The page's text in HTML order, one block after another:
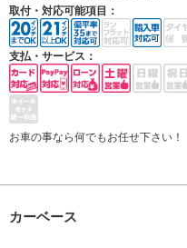
取付・対応可能項目：
支払・サービス：
お車の事なら何でもお任せ下さい！
カーベース